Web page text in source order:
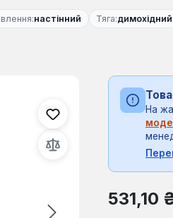
настінний Тяга:димохідний
На
Звичайна
531,10